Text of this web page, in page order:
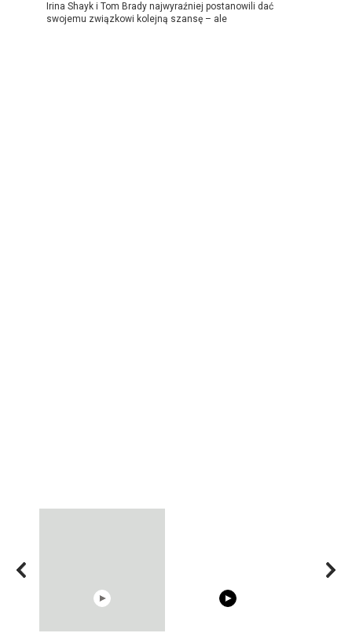
Irina Shayk i Tom Brady najwyraźniej postanowili dać
swojemu związkowi kolejną szansę – ale